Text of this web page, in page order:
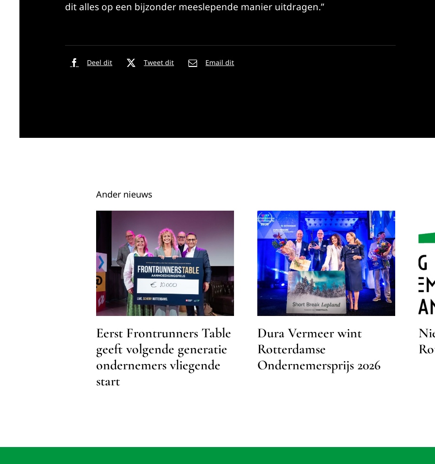
dit alles op een bijzonder meeslepende manier uitdragen.”
Deel dit Tweet dit Email dit
Ander nieuws
Eerst Frontrunners Table
geeft volgende generatie
ondernemers vliegende
start
Dura Vermeer wint
Rotterdamse
Ondernemersprijs 2026